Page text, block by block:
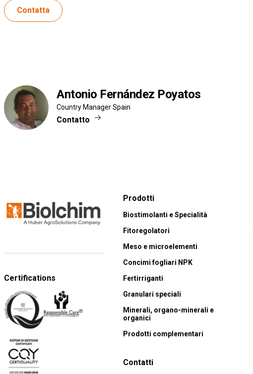
Contatta
Antonio Fernández Poyatos
Country Manager Spain
Contatto
Certifications
Prodotti
Biostimolanti e Specialità
Fitoregolatori
Meso e microelementi
Concimi fogliari NPK
Fertirriganti
Granulari speciali
Minerali, organo-minerali e
organici
Prodotti complementari
Contatti